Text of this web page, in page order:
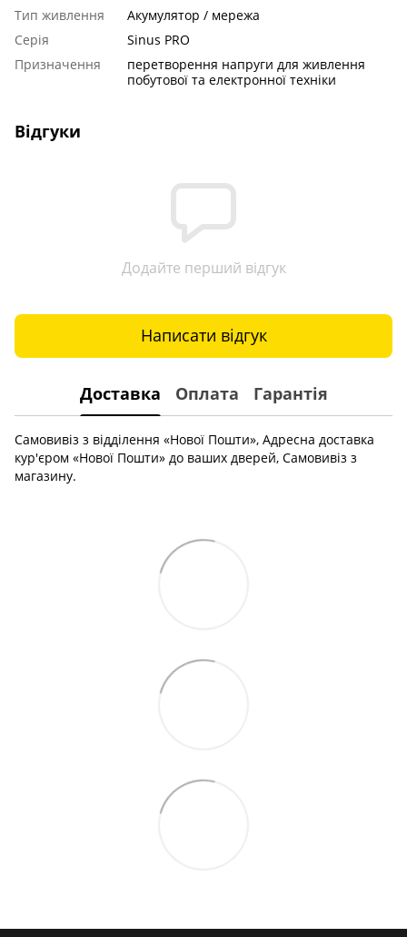
Тип живлення
Акумулятор / мережа
Серія
Sinus PRO
Призначення
перетворення напруги для живлення
побутової та електронної техніки
Відгуки
Додайте перший відгук
Написати відгук
Доставка Оплата Гарантія
Самовивіз з відділення «Нової Пошти», Адресна доставка
кур'єром «Нової Пошти» до ваших дверей, Самовивіз з
магазину.